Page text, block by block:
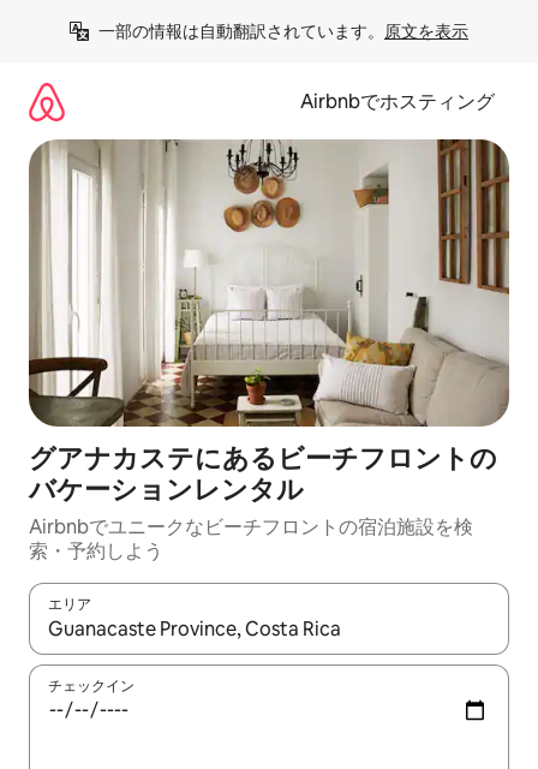
一部の情報は自動翻訳されています。 原文を表示
Airbnbでホスティング
グアナカステにあるビーチフロントの
バケーションレンタル
Airbnbでユニークなビーチフロントの宿泊施設を検
索・予約しよう
エリア
検索結果が表示されたら、上下の矢印キーを使って移動するか
チェックイン